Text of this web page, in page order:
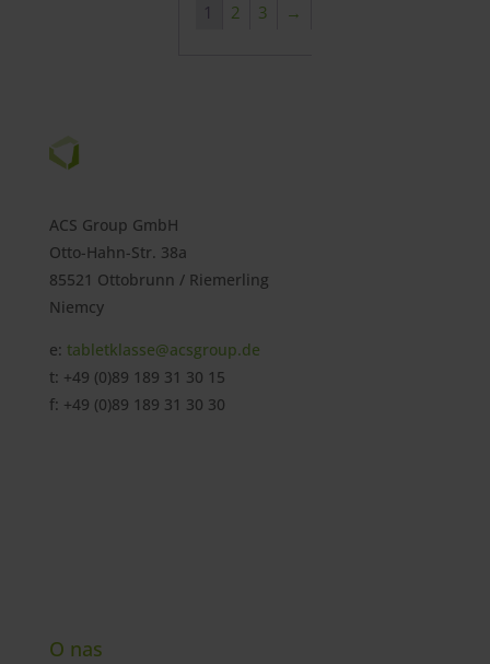
1 2 3 →
ACS Group GmbH
Otto-Hahn-Str. 38a
85521 Ottobrunn / Riemerling
Niemcy
e: tabletklasse@acsgroup.de
t: +49 (0)89 189 31 30 15
f: +49 (0)89 189 31 30 30
O nas